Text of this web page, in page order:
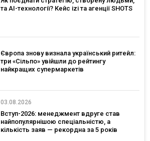
та AI-технології? Кейс izi та агенції SHOTS
Європа знову визнала український ритейл:
три «Сільпо» увійшли до рейтингу
найкращих супермаркетів
03.08.2026
Вступ-2026: менеджмент вдруге став
найпопулярнішою спеціальністю, а
кількість заяв — рекордна за 5 років